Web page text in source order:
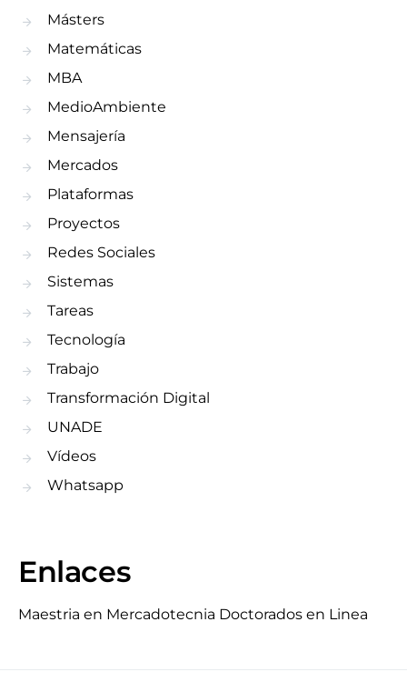
Másters
Matemáticas
MBA
MedioAmbiente
Mensajería
Mercados
Plataformas
Proyectos
Redes Sociales
Sistemas
Tareas
Tecnología
Trabajo
Transformación Digital
UNADE
Vídeos
Whatsapp
Enlaces
Maestria en Mercadotecnia Doctorados en Linea